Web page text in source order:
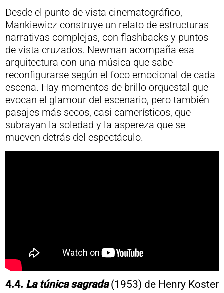
Desde el punto de vista cinematográfico,
Mankiewicz construye un relato de estructuras
narrativas complejas, con flashbacks y puntos
de vista cruzados. Newman acompaña esa
arquitectura con una música que sabe
reconfigurarse según el foco emocional de cada
escena. Hay momentos de brillo orquestal que
evocan el glamour del escenario, pero también
pasajes más secos, casi camerísticos, que
subrayan la soledad y la aspereza que se
mueven detrás del espectáculo.
4.4. La túnica sagrada (1953) de Henry Koster